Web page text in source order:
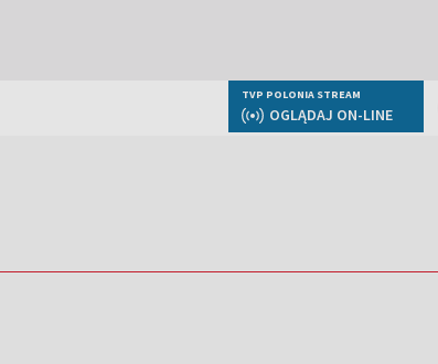
TVP POLONIA STREAM
OGLĄDAJ ON-LINE